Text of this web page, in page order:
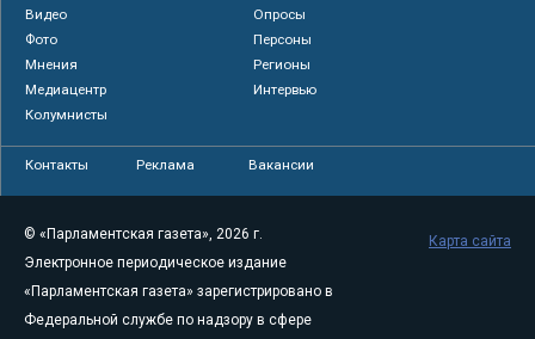
Видео
Опросы
Фото
Персоны
Мнения
Регионы
Медиацентр
Интервью
Колумнисты
Контакты Реклама Вакансии
© «Парламентская газета», 2026 г.
Электронное периодическое издание
«Парламентская газета» зарегистрировано в
Федеральной службе по надзору в сфере
Карта сайта